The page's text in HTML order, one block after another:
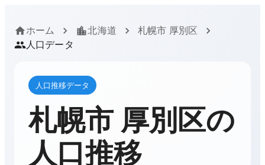
ホーム 北海道
札幌市 厚別区
人口データ
人口推移データ
札幌市 厚別区の
人口推移